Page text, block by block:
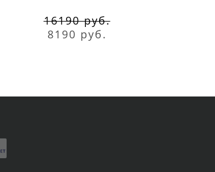
16190 руб.
8190 руб.